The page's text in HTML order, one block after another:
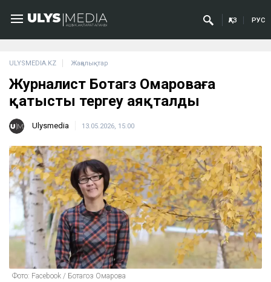
ҚАЗ РУС
ULYSMEDIA.KZ Жаңалықтар
Журналист Ботагөз Омароваға
қатысты тергеу аяқталды
Ulysmedia 13.05.2026, 15:00
Фото: Facebook / Ботагоз Омарова